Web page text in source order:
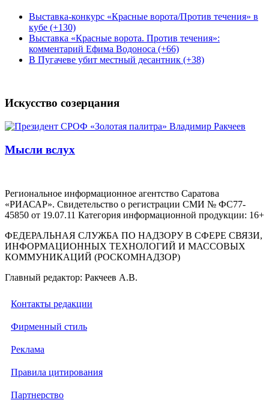
Выставка-конкурс «Красные ворота/Против течения» в
кубе (+130)
Выставка «Красные ворота. Против течения»:
комментарий Ефима Водоноса (+66)
В Пугачеве убит местный десантник (+38)
Искусство созерцания
Мысли вслух
Региональное информационное агентство Саратова
«РИАСАР». Свидетельство о регистрации СМИ № ФС77-
45850 от 19.07.11 Категория информационной продукции: 16+
ФЕДЕРАЛЬНАЯ СЛУЖБА ПО НАДЗОРУ В СФЕРЕ СВЯЗИ,
ИНФОРМАЦИОННЫХ ТЕХНОЛОГИЙ И МАССОВЫХ
КОММУНИКАЦИЙ (РОСКОМНАДЗОР)
Главный редактор: Ракчеев А.В.
Контакты редакции
Фирменный стиль
Реклама
Правила цитирования
Партнерство